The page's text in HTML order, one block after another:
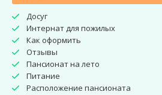
Досуг
Интернат для пожилых
Как оформить
Отзывы
Пансионат на лето
Питание
Расположение пансионата